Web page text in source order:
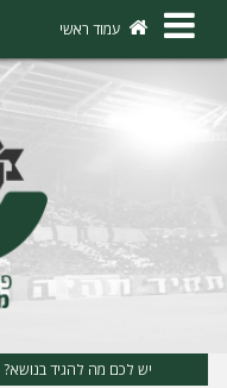
×
ו
עמוד ראשי
יש לכם מה להגיד בנושא?